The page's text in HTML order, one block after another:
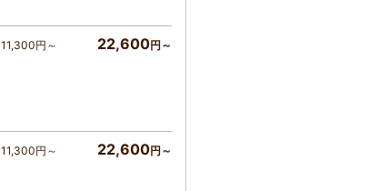
11,300円～ 22,600円～
11,300円～ 22,600円～